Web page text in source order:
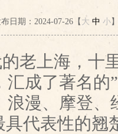
日期：2024-07-26【大 中 小
老上海，十
成了著名的
浪漫、摩登、
具代表性的翘